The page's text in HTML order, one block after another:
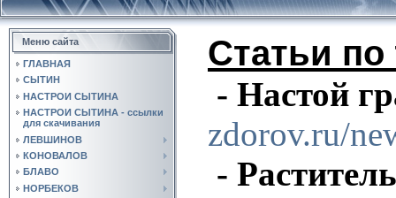
Меню сайта
ГЛАВНАЯ
СЫТИН
НАСТРОИ СЫТИНА
НАСТРОИ СЫТИНА - ссылки
для скачивания
ЛЕВШИНОВ
КОНОВАЛОВ
БЛАВО
НОРБЕКОВ
Статьи по
- Настой
zdorov.ru/
-